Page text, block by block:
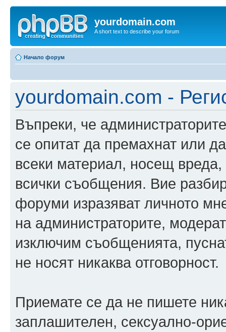
yourdomain.com
A short text to describe your forum
Начало форум
yourdomain.com -
Въпреки, че
се опитат да премахнат или
всеки материал, носещ
всички съобщения. Вие
форуми изразяват личното
на администраторите,
изключим съобщенията,
не носят никаква отговорност.
Приемате се да не пишете
заплашителен, сексуално-